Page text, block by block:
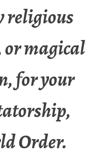
religious
magical
for your
Order.